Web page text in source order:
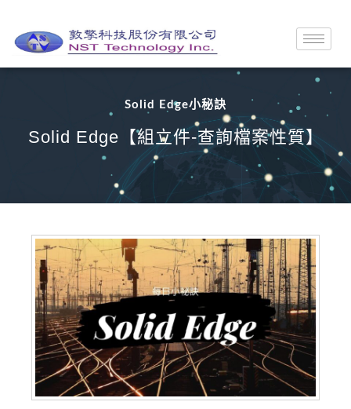
Solid Edge小秘訣
Solid Edge【組立件-查詢檔案性質】